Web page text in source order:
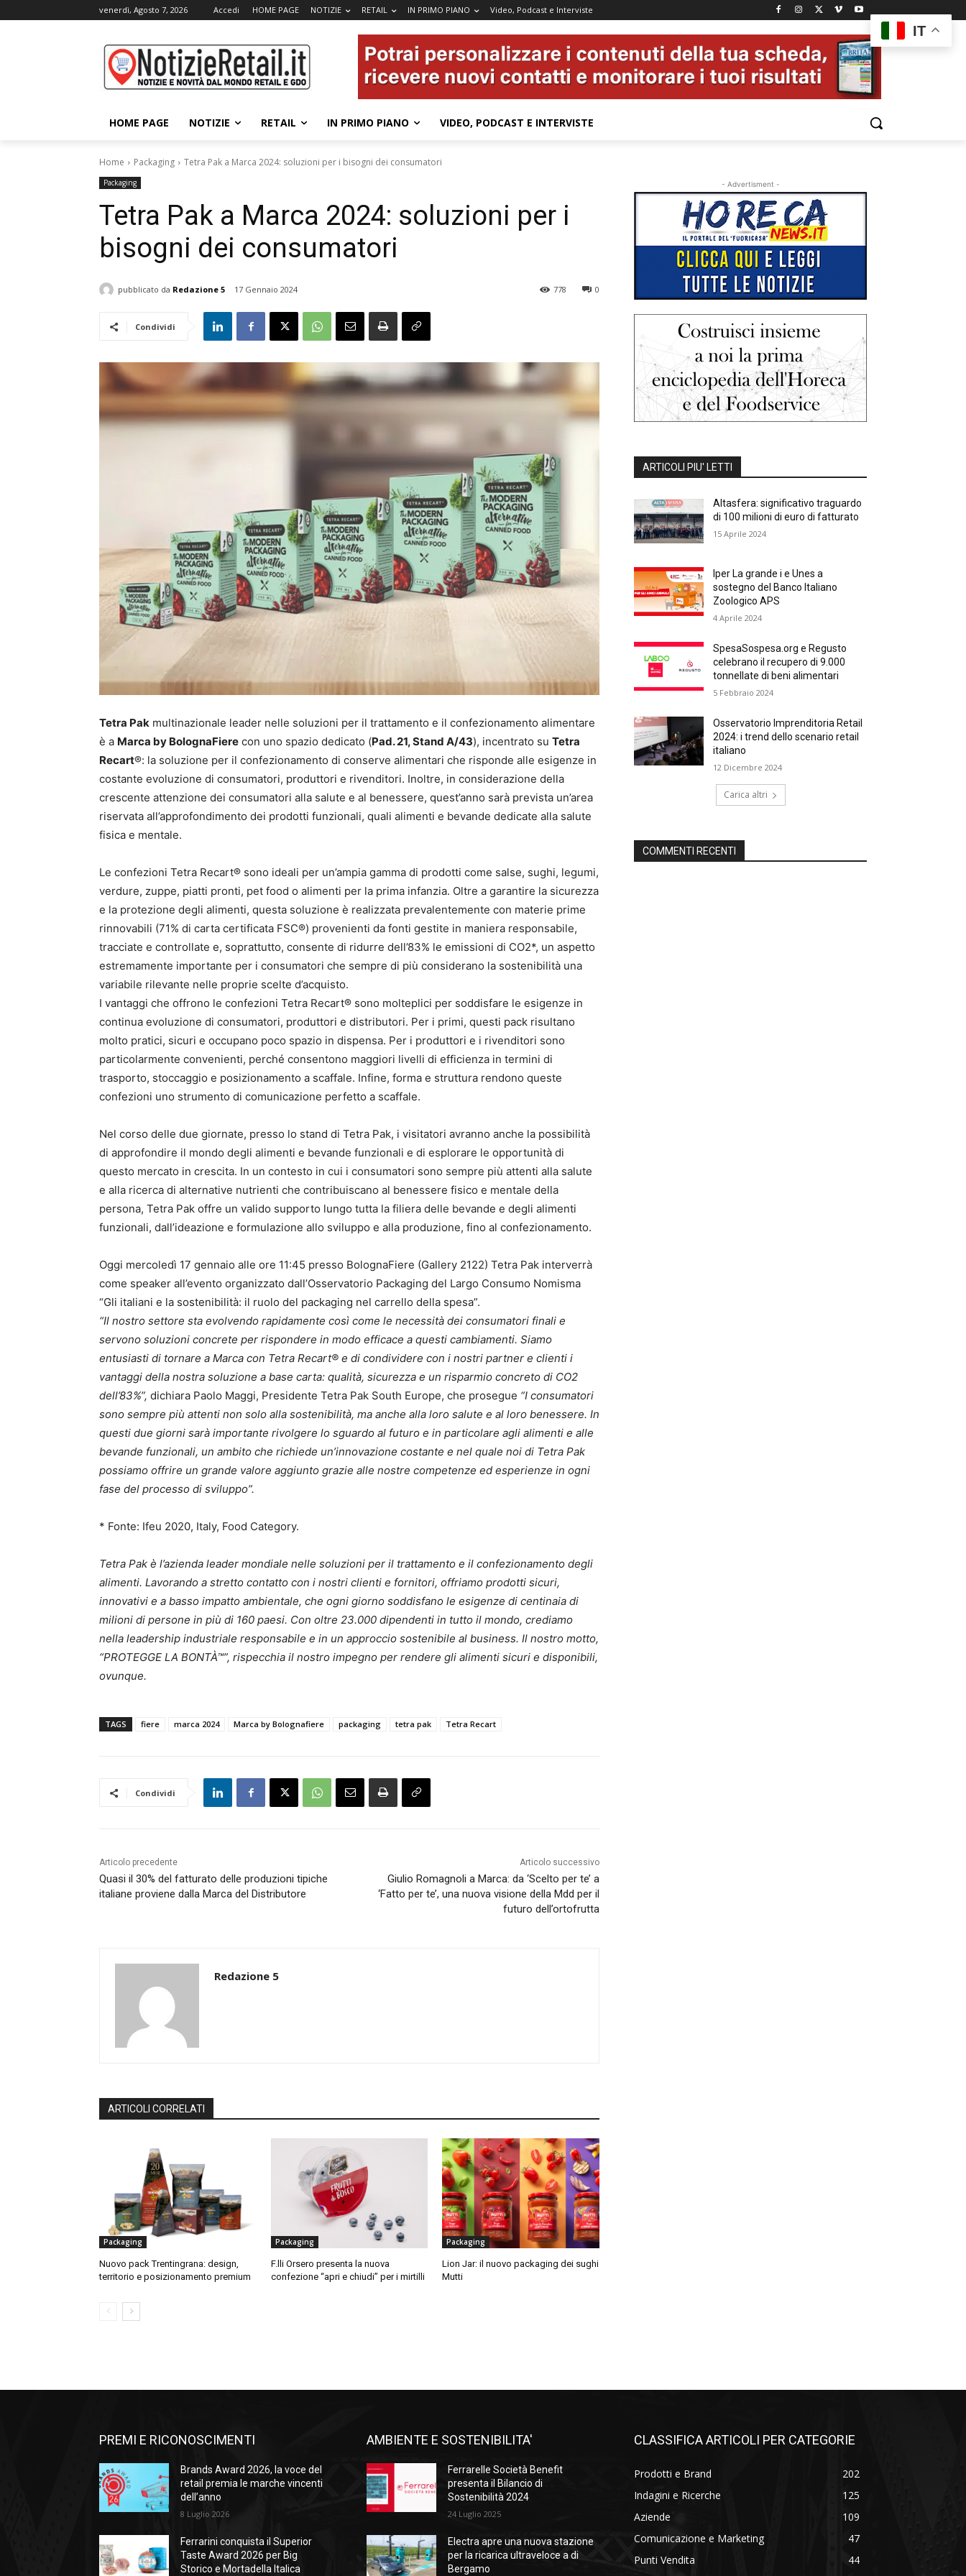
venerdì, Agosto 7, 2026 Accedi HOME PAGE NOTIZIE RETAIL IN PRIMO PIANO Video, Podcast e Interviste
HOME PAGE NOTIZIE RETAIL IN PRIMO PIANO VIDEO, PODCAST E INTERVISTE
Home Packaging Tetra Pak a Marca 2024: soluzioni per i bisogni dei consumatori
Packaging
Tetra Pak a Marca 2024: soluzioni per i
bisogni dei consumatori
pubblicato da Redazione 5 17 Gennaio 2024 0
778
Condividi
Tetra Pak multinazionale leader nelle soluzioni per il trattamento e il confezionamento alimentare
è a Marca by BolognaFiere con uno spazio dedicato (Pad. 21, Stand A/43), incentrato su Tetra
Recart®: la soluzione per il confezionamento di conserve alimentari che risponde alle esigenze in
costante evoluzione di consumatori, produttori e rivenditori. Inoltre, in considerazione della
crescente attenzione dei consumatori alla salute e al benessere, quest’anno sarà prevista un’area
riservata all’approfondimento dei prodotti funzionali, quali alimenti e bevande dedicate alla salute
fisica e mentale.
Le confezioni Tetra Recart® sono ideali per un’ampia gamma di prodotti come salse, sughi, legumi,
verdure, zuppe, piatti pronti, pet food o alimenti per la prima infanzia. Oltre a garantire la sicurezza
e la protezione degli alimenti, questa soluzione è realizzata prevalentemente con materie prime
rinnovabili (71% di carta certificata FSC®) provenienti da fonti gestite in maniera responsabile,
tracciate e controllate e, soprattutto, consente di ridurre dell’83% le emissioni di CO2*, un aspetto
estremamente importante per i consumatori che sempre di più considerano la sostenibilità una
variabile rilevante nelle proprie scelte d’acquisto.
I vantaggi che offrono le confezioni Tetra Recart® sono molteplici per soddisfare le esigenze in
continua evoluzione di consumatori, produttori e distributori. Per i primi, questi pack risultano
molto pratici, sicuri e occupano poco spazio in dispensa. Per i produttori e i rivenditori sono
particolarmente convenienti, perché consentono maggiori livelli di efficienza in termini di
trasporto, stoccaggio e posizionamento a scaffale. Infine, forma e struttura rendono queste
confezioni uno strumento di comunicazione perfetto a scaffale.
Nel corso delle due giornate, presso lo stand di Tetra Pak, i visitatori avranno anche la possibilità
di approfondire il mondo degli alimenti e bevande funzionali e di esplorare le opportunità di
questo mercato in crescita. In un contesto in cui i consumatori sono sempre più attenti alla salute
e alla ricerca di alternative nutrienti che contribuiscano al benessere fisico e mentale della
persona, Tetra Pak offre un valido supporto lungo tutta la filiera delle bevande e degli alimenti
funzionali, dall’ideazione e formulazione allo sviluppo e alla produzione, fino al confezionamento.
Oggi mercoledì 17 gennaio alle ore 11:45 presso BolognaFiere (Gallery 2122) Tetra Pak interverrà
come speaker all’evento organizzato dall’Osservatorio Packaging del Largo Consumo Nomisma
“Gli italiani e la sostenibilità: il ruolo del packaging nel carrello della spesa”.
“Il nostro settore sta evolvendo rapidamente così come le necessità dei consumatori finali e
servono soluzioni concrete per rispondere in modo efficace a questi cambiamenti. Siamo
entusiasti di tornare a Marca con Tetra Recart® e di condividere con i nostri partner e clienti i
vantaggi della nostra soluzione a base carta: qualità, sicurezza e un risparmio concreto di CO2
dell’83%”, dichiara Paolo Maggi, Presidente Tetra Pak South Europe, che prosegue “I consumatori
sono sempre più attenti non solo alla sostenibilità, ma anche alla loro salute e al loro benessere. In
questi due giorni sarà importante rivolgere lo sguardo al futuro e in particolare agli alimenti e alle
bevande funzionali, un ambito che richiede un’innovazione costante e nel quale noi di Tetra Pak
possiamo offrire un grande valore aggiunto grazie alle nostre competenze ed esperienze in ogni
fase del processo di sviluppo”.
* Fonte: Ifeu 2020, Italy, Food Category.
Tetra Pak è l’azienda leader mondiale nelle soluzioni per il trattamento e il confezionamento degli
alimenti. Lavorando a stretto contatto con i nostri clienti e fornitori, offriamo prodotti sicuri,
innovativi e a basso impatto ambientale, che ogni giorno soddisfano le esigenze di centinaia di
milioni di persone in più di 160 paesi. Con oltre 23.000 dipendenti in tutto il mondo, crediamo
nella leadership industriale responsabile e in un approccio sostenibile al business. Il nostro motto,
“PROTEGGE LA BONTÀ™”, rispecchia il nostro impegno per rendere gli alimenti sicuri e disponibili,
ovunque.
TAGS fiere marca 2024 Marca by Bolognafiere packaging tetra pak Tetra Recart
Condividi
Articolo precedente
Quasi il 30% del fatturato delle produzioni tipiche
italiane proviene dalla Marca del Distributore
Articolo successivo
Giulio Romagnoli a Marca: da ‘Scelto per te’ a
‘Fatto per te’, una nuova visione della Mdd per il
futuro dell’ortofrutta
Redazione 5
ARTICOLI CORRELATI
Packaging
Nuovo pack Trentingrana: design,
territorio e posizionamento premium
Packaging
F.lli Orsero presenta la nuova
confezione “apri e chiudi” per i mirtilli
Packaging
Lion Jar: il nuovo packaging dei sughi
Mutti
- Advertisment -
ARTICOLI PIU' LETTI
Altasfera: significativo traguardo
di 100 milioni di euro di fatturato
15 Aprile 2024
Iper La grande i e Unes a
sostegno del Banco Italiano
Zoologico APS
4 Aprile 2024
SpesaSospesa.org e Regusto
celebrano il recupero di 9.000
tonnellate di beni alimentari
5 Febbraio 2024
Osservatorio Imprenditoria Retail
2024: i trend dello scenario retail
italiano
12 Dicembre 2024
Carica altri
COMMENTI RECENTI
PREMI E RICONOSCIMENTI
Brands Award 2026, la voce del
retail premia le marche vincenti
dell’anno
8 Luglio 2026
Ferrarini conquista il Superior
Taste Award 2026 per Big
Storico e Mortadella Italica
AMBIENTE E SOSTENIBILITA'
Ferrarelle Società Benefit
presenta il Bilancio di
Sostenibilità 2024
24 Luglio 2025
Electra apre una nuova stazione
per la ricarica ultraveloce a di
Bergamo
CLASSIFICA ARTICOLI PER CATEGORIE
Prodotti e Brand
202
Indagini e Ricerche
125
Aziende
109
Comunicazione e Marketing
47
Punti Vendita
44
IT